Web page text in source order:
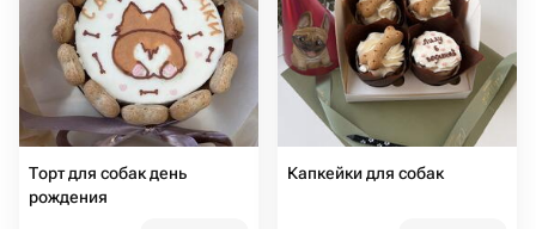
Торт для собак день
рождения
Капкейки для собак